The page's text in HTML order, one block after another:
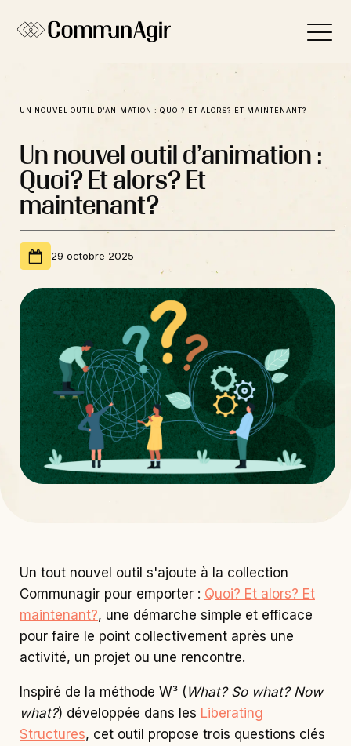
UN NOUVEL OUTIL D’ANIMATION : QUOI? ET ALORS? ET MAINTENANT?
Un nouvel outil d’animation :
Quoi? Et alors? Et
maintenant?
29 octobre 2025
Un tout nouvel outil s'ajoute à la collection
Communagir pour emporter : Quoi? Et alors? Et
maintenant?, une démarche simple et efficace
pour faire le point collectivement après une
activité, un projet ou une rencontre.
Inspiré de la méthode W³ (What? So what? Now
what?) développée dans les Liberating
Structures, cet outil propose trois questions clés